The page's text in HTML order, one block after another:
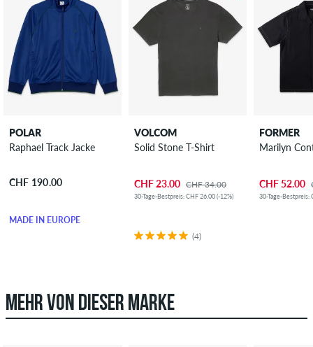
POLAR
Raphael Track Jacke
CHF 190.00
MADE IN EUROPE
VOLCOM
Solid Stone T-Shirt
CHF 23.00 CHF 34.00
30-Tage-Bestpreis: CHF 26.00 (-12%)
(4)
FORMER
Marilyn
CHF 52.00
30-Tage-Bestpreis:
MEHR VON DIESER MARKE